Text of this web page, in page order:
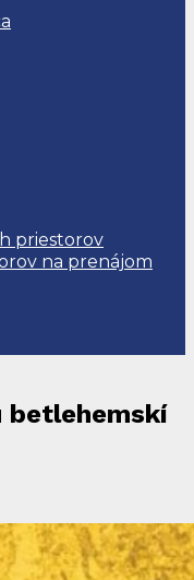
priestorov
na prenájom
betlehemskí